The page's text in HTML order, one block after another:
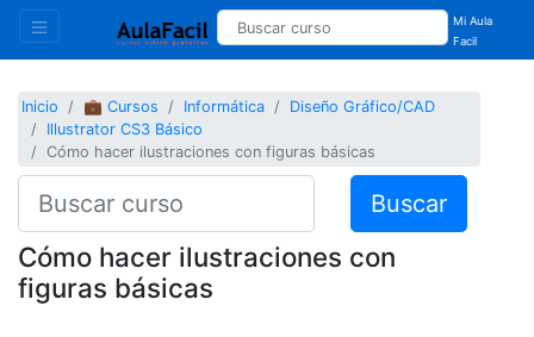
Mi Aula
Facil
Inicio 💼 Cursos Informática
Diseño Gráfico/CAD
Illustrator CS3 Básico
Cómo hacer ilustraciones con figuras básicas
Buscar
Cómo hacer ilustraciones con
figuras básicas